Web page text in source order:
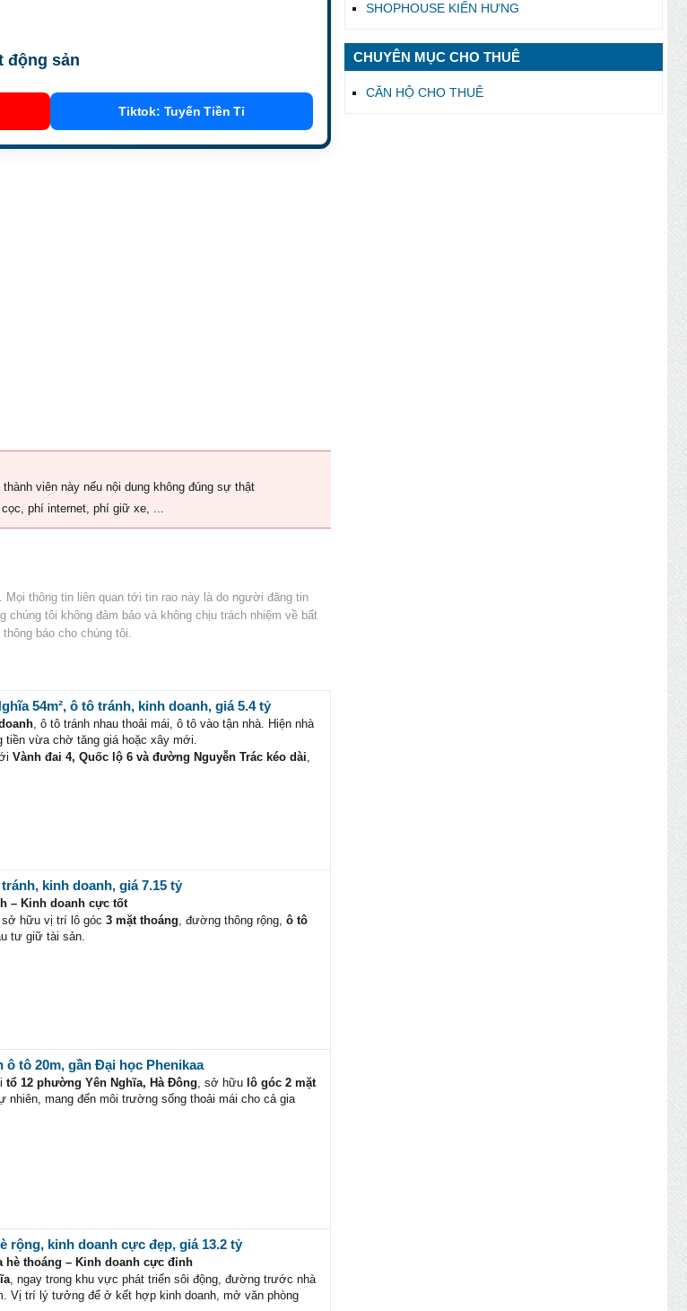
động sản
Tiktok: Tuyến Tiền Tỉ
thành viên này nếu nội dung không đúng sự thật
phí internet, phí giữ xe, ...
Mọi thông tin liên quan tới tin rao này là do người đăng tin
tôi không đảm bảo và không chịu trách nhiệm về bất
báo cho chúng tôi.
54m², ô tô tránh, kinh doanh, giá 5.4 tỷ
, ô tô tránh nhau thoải mái, ô tô vào tận nhà. Hiện nhà
tiền vừa chờ tăng giá hoặc xây mới.
Vành đai 4, Quốc lộ 6 và đường Nguyễn Trác kéo dài,
và ga đường sắt trên cao.
phù hợp để đầu tư hoặc xây dựng theo nhu cầu. Liên hệ
kinh doanh, giá 7.15 tỷ
– Kinh doanh cực tốt
sở hữu vị trí lô góc3 mặt thoáng, đường thông rộng,ô tô
tư giữ tài sản.
phòng hoặc kinh doanh online.
Nội,Công viên Âm nhạc Đô Nghĩa,KĐT Đô Nghĩa
cao.
đều rất thuận tiện.
vị trí đẹp và giàu tiềm năng tăng giá tại trung tâm Yên
ô tô 20m, gần Đại học Phenikaa
tổ 12 phường Yên Nghĩa, Hà Đông, sở hữu lô góc 2 mặt
nhiên, mang đến môi trường sống thoải mái cho cả gia
thoáng quanh năm.
Nhi Hà Nội,Công viên Âm nhạc Đô Nghĩa
dân sinh.
thông huyết mạch.
rộng, kinh doanh cực đẹp, giá 13.2 tỷ
hè thoáng – Kinh doanh cực đỉnh
, ngay trong khu vực phát triển sôi động, đường trước nhà
Vị trí lý tưởng để ở kết hợp kinh doanh, mở văn phòng
SHOPHOUSE KIẾN HƯNG
CHUYÊN MỤC CHO THUÊ
CĂN HỘ CHO THUÊ